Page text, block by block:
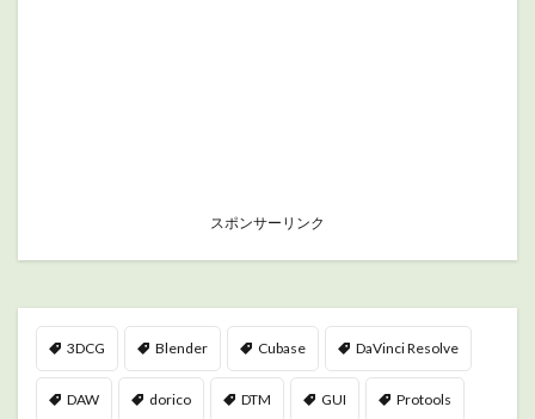
スポンサーリンク
3DCG Blender Cubase DaVinci Resolve
DAW dorico DTM GUI Protools